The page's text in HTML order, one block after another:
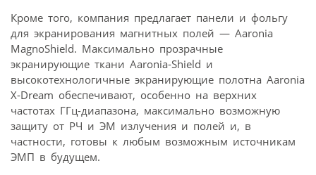
Кроме того, компания предлагает панели и фольгу
для экранирования магнитных полей — Aaronia
MagnoShield. Максимально прозрачные
экранирующие ткани Aaronia-Shield и
высокотехнологичные экранирующие полотна Aaronia
X-Dream обеспечивают, особенно на верхних
частотах ГГц-диапазона, максимально возможную
защиту от РЧ и ЭМ излучения и полей и, в
частности, готовы к любым возможным источникам
ЭМП в будущем.